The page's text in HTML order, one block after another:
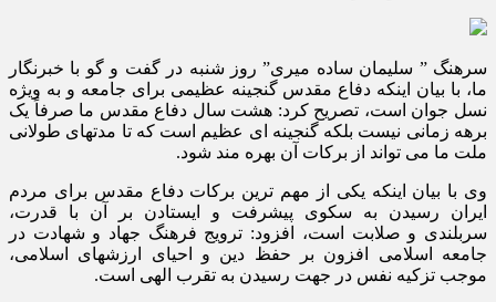
سرهنگ ” سلیمان ساده میری” روز شنبه در گفت و گو با خبرنگار
ما، با بیان اینکه دفاع مقدس گنجینه عظیمی برای جامعه و به ویژه
نسل جوان است، تصریح کرد: هشت سال دفاع مقدس ما صرفاً یک
برهه زمانی نیست بلکه گنجینه ای عظیم است که تا مدتهای طولانی
ملت ما می تواند از برکات آن بهره مند شود.
وی با بیان اینکه یکی از مهم ترین برکات دفاع مقدس برای مردم
ایران رسیدن به سکوی پیشرفت و ایستادن بر آن با قدرت،
سربلندی و صلابت است، افزود: ترویج فرهنگ جهاد و شهادت در
جامعه اسلامی افزون بر حفظ دین و احیای ارزشهای اسلامی،
موجب تزکیه نفس در جهت رسیدن به تقرب الهی است.